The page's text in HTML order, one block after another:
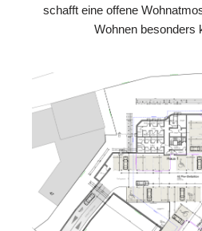
schafft eine offene
Wohnen besonders